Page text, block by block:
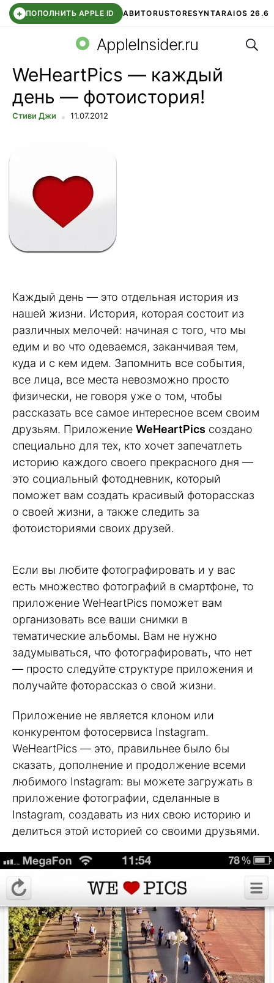
+ ПОПОЛНИТЬ APPLE ID АВИТОRUSTORESYNTARAIOS 26.6
СБЕР КИДС ЧАТ ROBLOXВТБ ОНЛАЙН
AppleInsider.ru
WeHeartPics — каждый
день — фотоистория!
Стиви Джи 11.07.2012
Каждый день — это отдельная история из
нашей жизни. История, которая состоит из
различных мелочей: начиная с того, что мы
едим и во что одеваемся, заканчивая тем,
куда и с кем идем. Запомнить все события,
все лица, все места невозможно просто
физически, не говоря уже о том, чтобы
рассказать все самое интересное всем своим
друзьям. Приложение WeHeartPics создано
специально для тех, кто хочет запечатлеть
историю каждого своего прекрасного дня —
это социальный фотодневник, который
поможет вам создать красивый фоторассказ
о своей жизни, а также следить за
фотоисториями своих друзей.
Если вы любите фотографировать и у вас
есть множество фотографий в смартфоне, то
приложение WeHeartPics поможет вам
организовать все ваши снимки в
тематические альбомы. Вам не нужно
задумываться, что фотографировать, что нет
— просто следуйте структуре приложения и
получайте фоторассказ о свой жизни.
Приложение не является клоном или
конкурентом фотосервиса Instagram.
WeHeartPics — это, правильнее было бы
сказать, дополнение и продолжение всеми
любимого Instagram: вы можете загружать в
приложение фотографии, сделанные в
Instagram, создавать из них свою историю и
делиться этой историей со своими друзьями.